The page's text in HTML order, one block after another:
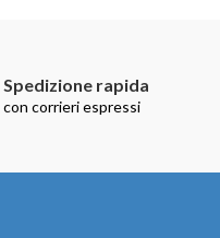
Spedizione rapida
con corrieri espressi